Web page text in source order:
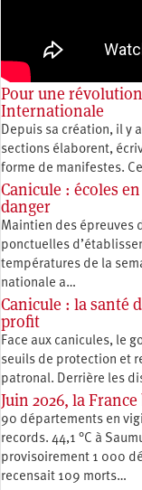
Pour une
Internationale
Depuis sa création, il y
sections élaborent,
forme de manifestes.
Canicule : écoles
danger
Maintien des épreuves
ponctuelles
températures de la
nationale a…
Canicule : la santé
profit
Face aux canicules, le
seuils de protection et
patronal. Derrière les
Juin 2026, la
90 départements en
records. 44,1 °C à
provisoirement 1 000
recensait 109 morts…